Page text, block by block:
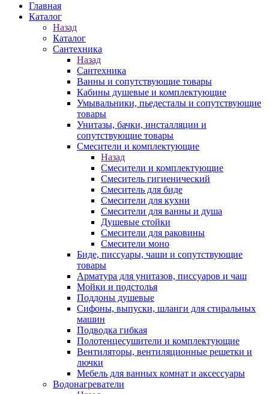
Главная
Каталог
Назад
Каталог
Сантехника
Назад
Сантехника
Ванны и сопутствующие товары
Кабины душевые и комплектующие
Умывальники, пьедесталы и сопутствующие
товары
Унитазы, бачки, инсталляции и
сопутствующие товары
Смесители и комплектующие
Назад
Смесители и комплектующие
Смеситель гигиенический
Смеситель для биде
Смесители для кухни
Смесители для ванны и душа
Душевые стойки
Смесители для раковины
Смесители моно
Биде, писсуары, чаши и сопутствующие
товары
Арматура для унитазов, писсуаров и чаш
Мойки и подстолья
Поддоны душевые
Сифоны, выпуски, шланги для стиральных
машин
Подводка гибкая
Полотенцесушители и комплектующие
Вентиляторы, вентиляционные решетки и
лючки
Мебель для ванных комнат и аксессуары
Водонагреватели